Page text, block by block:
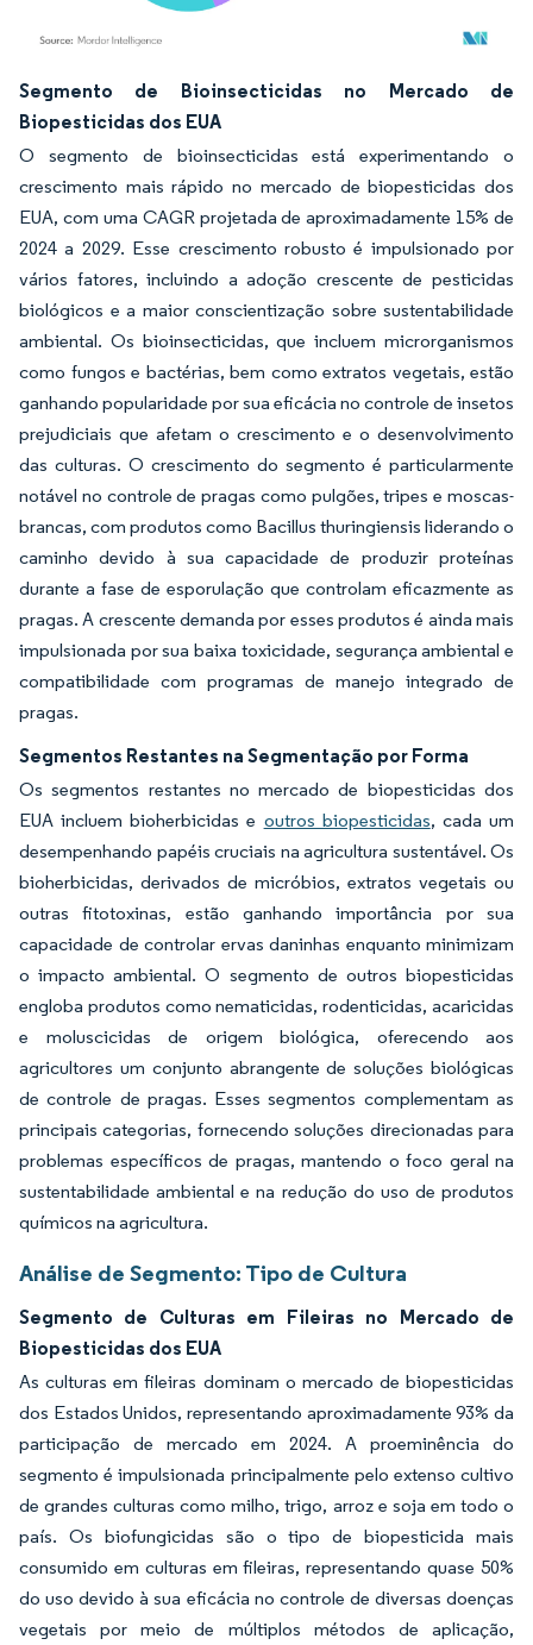
Imagem © Mordor Intelligence. O reuso requer atribuição conforme CC BY 4.0.
Segmento de Bioinsecticidas no Mercado de
Biopesticidas dos EUA
O segmento de bioinsecticidas está experimentando o
crescimento mais rápido no mercado de biopesticidas dos
EUA, com uma CAGR projetada de aproximadamente 15% de
2024 a 2029. Esse crescimento robusto é impulsionado por
vários fatores, incluindo a adoção crescente de pesticidas
biológicos e a maior conscientização sobre sustentabilidade
ambiental. Os bioinsecticidas, que incluem microrganismos
como fungos e bactérias, bem como extratos vegetais, estão
ganhando popularidade por sua eficácia no controle de insetos
prejudiciais que afetam o crescimento e o desenvolvimento
das culturas. O crescimento do segmento é particularmente
notável no controle de pragas como pulgões, tripes e moscas-
brancas, com produtos como Bacillus thuringiensis liderando o
caminho devido à sua capacidade de produzir proteínas
durante a fase de esporulação que controlam eficazmente as
pragas. A crescente demanda por esses produtos é ainda mais
impulsionada por sua baixa toxicidade, segurança ambiental e
compatibilidade com programas de manejo integrado de
pragas.
Segmentos Restantes na Segmentação por Forma
Os segmentos restantes no mercado de biopesticidas dos
EUA incluem bioherbicidas e outros biopesticidas, cada um
desempenhando papéis cruciais na agricultura sustentável. Os
bioherbicidas, derivados de micróbios, extratos vegetais ou
outras fitotoxinas, estão ganhando importância por sua
capacidade de controlar ervas daninhas enquanto minimizam
o impacto ambiental. O segmento de outros biopesticidas
engloba produtos como nematicidas, rodenticidas, acaricidas
e moluscicidas de origem biológica, oferecendo aos
agricultores um conjunto abrangente de soluções biológicas
de controle de pragas. Esses segmentos complementam as
principais categorias, fornecendo soluções direcionadas para
problemas específicos de pragas, mantendo o foco geral na
sustentabilidade ambiental e na redução do uso de produtos
químicos na agricultura.
Análise de Segmento: Tipo de Cultura
Segmento de Culturas em Fileiras no Mercado de
Biopesticidas dos EUA
As culturas em fileiras dominam o mercado de biopesticidas
dos Estados Unidos, representando aproximadamente 93% da
participação de mercado em 2024. A proeminência do
segmento é impulsionada principalmente pelo extenso cultivo
de grandes culturas como milho, trigo, arroz e soja em todo o
país. Os biofungicidas são o tipo de biopesticida mais
consumido em culturas em fileiras, representando quase 50%
do uso devido à sua eficácia no controle de diversas doenças
vegetais por meio de múltiplos métodos de aplicação,